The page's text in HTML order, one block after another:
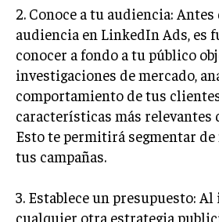
EMPRESAS Y STARTUPS
GESTIÓN DE LA
MÁS
PROYECTOS
GESTIÓN DE PROYECTOS
GESTIÓN DE
SUMINISTRO
CALIDAD Y MEJORA
2. Conoce a tu audiencia:
audiencia en LinkedIn Ads, es
conocer a fondo a tu público
investigaciones de mercado,
comportamiento de tus
características más relevantes
Esto te permitirá segmentar
tus campañas.
3. Establece un presupuesto: Al
cualquier otra estrategia